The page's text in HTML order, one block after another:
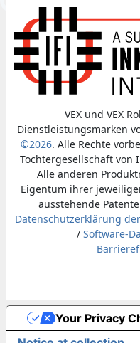
VEX und VEX
Dienstleistungsmarken
©2026. Alle Rechte
Tochtergesellschaft von
Alle anderen
Eigentum ihrer
ausstehende
Datenschutzerklärung
/ Software-
Your Privacy